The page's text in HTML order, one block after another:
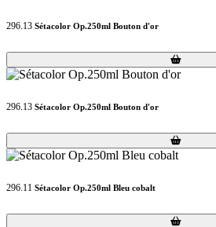
296.13 Sétacolor Op.250ml Bouton d'or
Loading...
Loading...
296.13 Sétacolor Op.250ml Bouton d'or
Loading...
Loading...
296.11 Sétacolor Op.250ml Bleu cobalt
Loading...
Loading...